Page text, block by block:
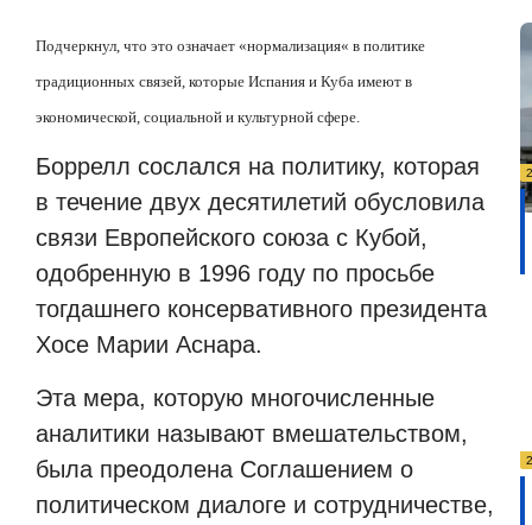
Подчеркнул, что это означает «нормализация« в политике
традиционных связей, которые Испания и Куба имеют в
экономической, социальной и культурной сфере.
Боррелл сослался на политику, которая
в течение двух десятилетий обусловила
связи Европейского союза с Кубой,
одобренную в 1996 году по просьбе
тогдашнего консервативного президента
Хосе Марии Аснара.
Эта мера, которую многочисленные
аналитики называют вмешательством,
была преодолена Соглашением о
политическом диалоге и сотрудничестве,